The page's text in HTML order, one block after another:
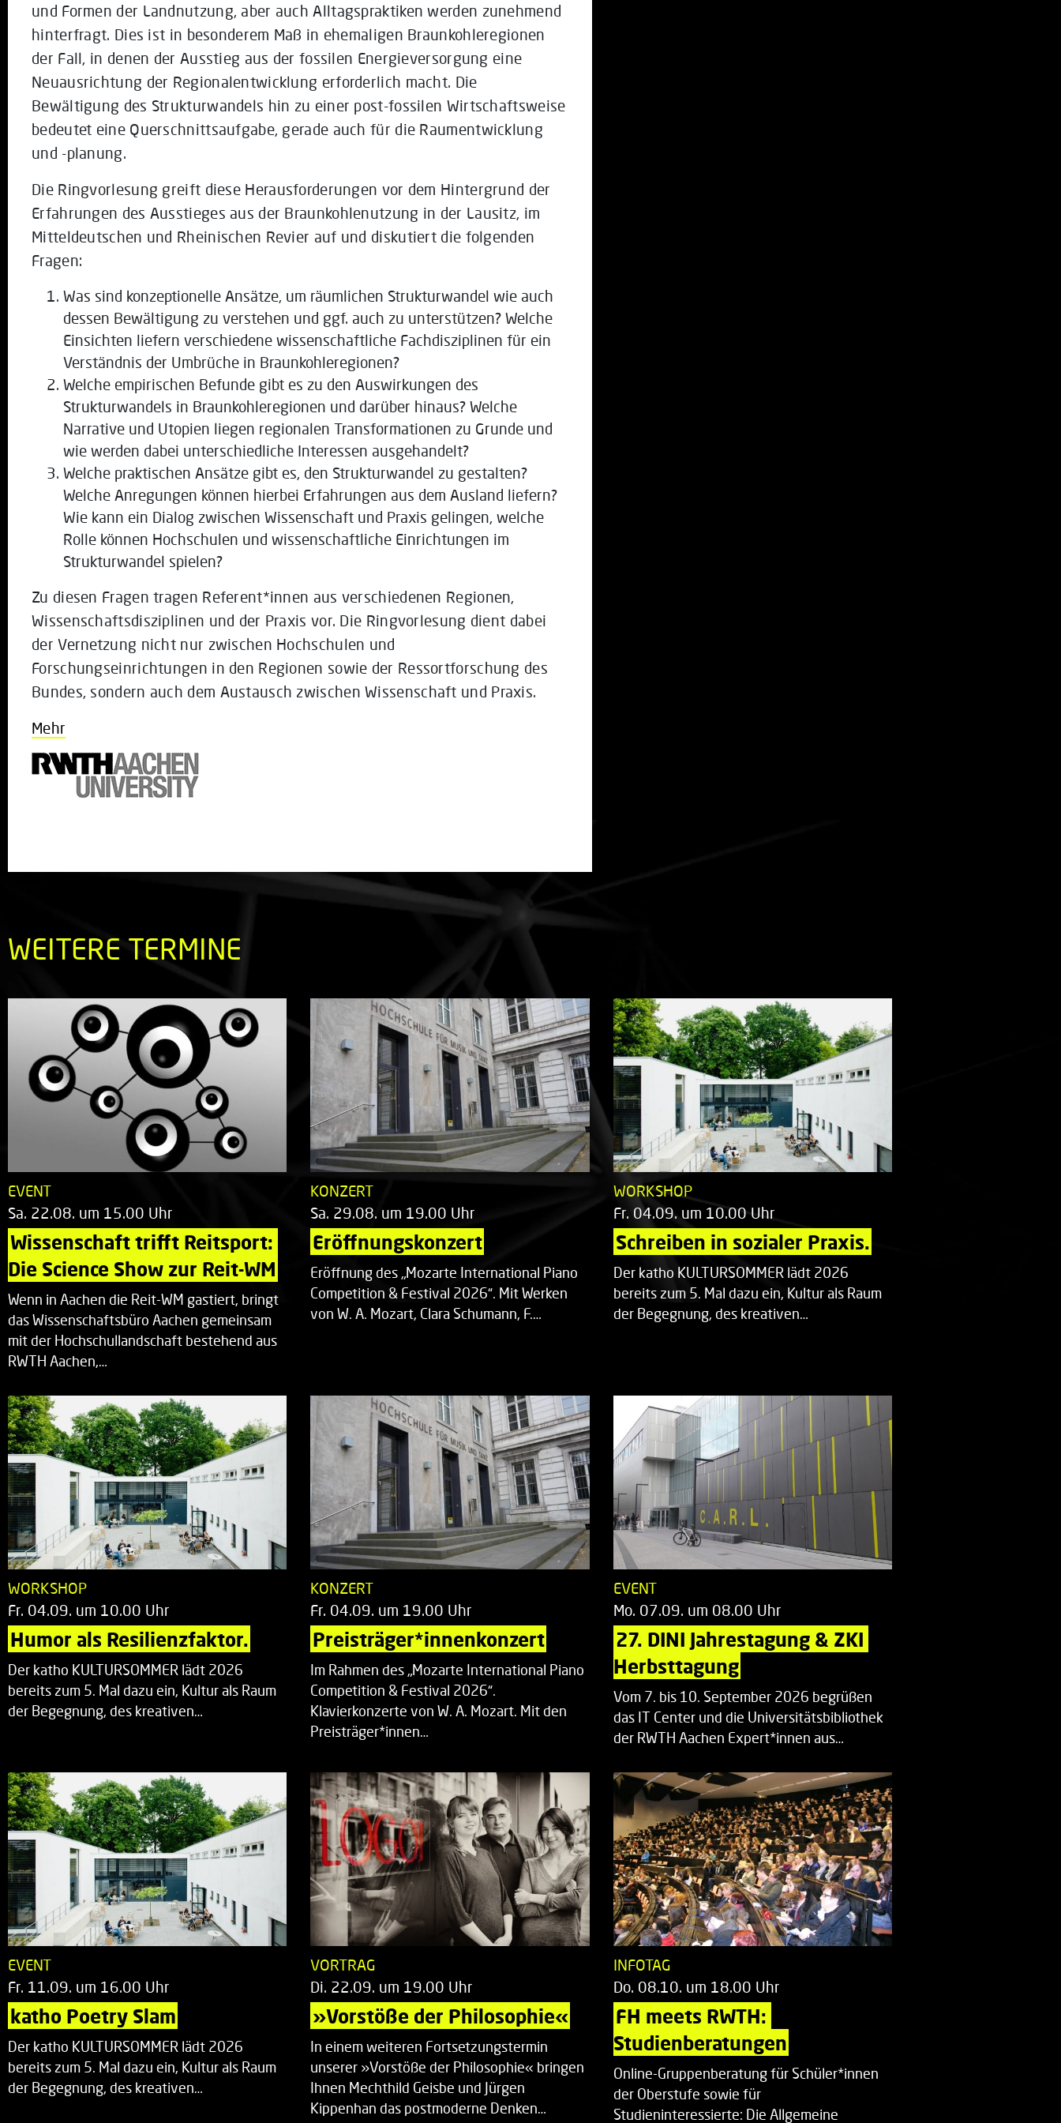
und Formen der Landnutzung, aber auch Alltagspraktiken werden zunehmend
hinterfragt. Dies ist in besonderem Maß in ehemaligen Braunkohleregionen
der Fall, in denen der Ausstieg aus der fossilen Energieversorgung eine
Neuausrichtung der Regionalentwicklung erforderlich macht. Die
Bewältigung des Strukturwandels hin zu einer post-fossilen Wirtschaftsweise
bedeutet eine Querschnittsaufgabe, gerade auch für die Raumentwicklung
und -planung.
Die Ringvorlesung greift diese Herausforderungen vor dem Hintergrund der
Erfahrungen des Ausstieges aus der Braunkohlenutzung in der Lausitz, im
Mitteldeutschen und Rheinischen Revier auf und diskutiert die folgenden
Fragen:
Was sind konzeptionelle Ansätze, um räumlichen Strukturwandel wie auch
dessen Bewältigung zu verstehen und ggf. auch zu unterstützen? Welche
Einsichten liefern verschiedene wissenschaftliche Fachdisziplinen für ein
Verständnis der Umbrüche in Braunkohleregionen?
Welche empirischen Befunde gibt es zu den Auswirkungen des
Strukturwandels in Braunkohleregionen und darüber hinaus? Welche
Narrative und Utopien liegen regionalen Transformationen zu Grunde und
wie werden dabei unterschiedliche Interessen ausgehandelt?
Welche praktischen Ansätze gibt es, den Strukturwandel zu gestalten?
Welche Anregungen können hierbei Erfahrungen aus dem Ausland liefern?
Wie kann ein Dialog zwischen Wissenschaft und Praxis gelingen, welche
Rolle können Hochschulen und wissenschaftliche Einrichtungen im
Strukturwandel spielen?
Zu diesen Fragen tragen Referent*innen aus verschiedenen Regionen,
Wissenschaftsdisziplinen und der Praxis vor. Die Ringvorlesung dient dabei
der Vernetzung nicht nur zwischen Hochschulen und
Forschungseinrichtungen in den Regionen sowie der Ressortforschung des
Bundes, sondern auch dem Austausch zwischen Wissenschaft und Praxis.
Mehr
WEITERE TERMINE
EVENT
Sa. 22.08. um 15.00 Uhr
Wissenschaft trifft Reitsport:
Die Science Show zur Reit-WM
Wenn in Aachen die Reit-WM gastiert, bringt
das Wissenschaftsbüro Aachen gemeinsam
mit der Hochschullandschaft bestehend aus
RWTH Aachen,…
KONZERT
Sa. 29.08. um 19.00 Uhr
Eröffnungskonzert
Eröffnung des „Mozarte International Piano
Competition & Festival 2026“. Mit Werken
von W. A. Mozart, Clara Schumann, F.…
WORKSHOP
Fr. 04.09. um 10.00 Uhr
Schreiben in sozialer Praxis.
Der katho KULTURSOMMER lädt 2026
bereits zum 5. Mal dazu ein, Kultur als Raum
der Begegnung, des kreativen…
WORKSHOP
Fr. 04.09. um 10.00 Uhr
Humor als Resilienzfaktor.
Der katho KULTURSOMMER lädt 2026
bereits zum 5. Mal dazu ein, Kultur als Raum
der Begegnung, des kreativen…
KONZERT
Fr. 04.09. um 19.00 Uhr
Preisträger*innenkonzert
Im Rahmen des „Mozarte International Piano
Competition & Festival 2026“.
Klavierkonzerte von W. A. Mozart. Mit den
Preisträger*innen…
EVENT
Mo. 07.09. um 08.00 Uhr
27. DINI Jahrestagung & ZKI
Herbsttagung
Vom 7. bis 10. September 2026 begrüßen
das IT Center und die Universitätsbibliothek
der RWTH Aachen Expert*innen aus…
EVENT
Fr. 11.09. um 16.00 Uhr
katho Poetry Slam
Der katho KULTURSOMMER lädt 2026
bereits zum 5. Mal dazu ein, Kultur als Raum
der Begegnung, des kreativen…
VORTRAG
Di. 22.09. um 19.00 Uhr
»Vorstöße der Philosophie«
In einem weiteren Fortsetzungstermin
unserer »Vorstöße der Philosophie« bringen
Ihnen Mechthild Geisbe und Jürgen
Kippenhan das postmoderne Denken…
INFOTAG
Do. 08.10. um 18.00 Uhr
FH meets RWTH:
Studienberatungen
Online-Gruppenberatung für Schüler*innen
der Oberstufe sowie für
Studieninteressierte: Die Allgemeine